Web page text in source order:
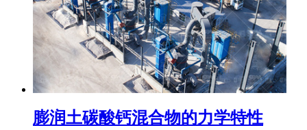
膨润土碳酸钙混合物的力学特性